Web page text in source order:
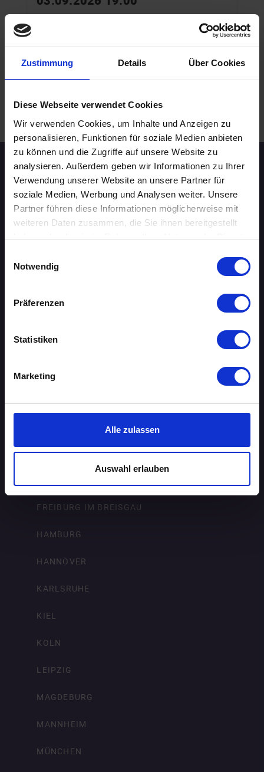
Zustimmung Details Über Cookies
Diese Webseite verwendet Cookies
Wir verwenden Cookies, um Inhalte und Anzeigen zu
personalisieren, Funktionen für soziale Medien anbieten
zu können und die Zugriffe auf unsere Website zu
analysieren. Außerdem geben wir Informationen zu Ihrer
Verwendung unserer Website an unsere Partner für
soziale Medien, Werbung und Analysen weiter. Unsere
Partner führen diese Informationen möglicherweise mit
weiteren Daten zusammen, die Sie ihnen bereitgestellt
haben oder die sie im Rahmen Ihrer Nutzung der Dienste
Notwendig
Präferenzen
Statistiken
Marketing
Alle zulassen
Auswahl erlauben
WEITERE EVENTS IN FRANKFURT AM MAIN
.
Speed-Dating Events
ÜBERSICHT
AUGSBURG
BRAUNSCHWEIG
BREMEN
ERFURT
FREIBURG IM BREISGAU
HAMBURG
HANNOVER
KARLSRUHE
KIEL
KÖLN
LEIPZIG
MAGDEBURG
MANNHEIM
MÜNCHEN